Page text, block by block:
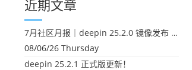
近期文章
7月社区月报｜deepin 25.2.0 镜像发布 & 小U同学定时任务上线
08/06/26 Thursday
deepin 25.2.1 正式版更新！